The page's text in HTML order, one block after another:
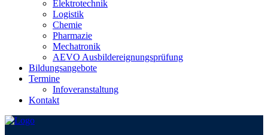
Elektrotechnik
Logistik
Chemie
Pharmazie
Mechatronik
AEVO Ausbildereignungsprüfung
Bildungsangebote
Termine
Infoveranstaltung
Kontakt